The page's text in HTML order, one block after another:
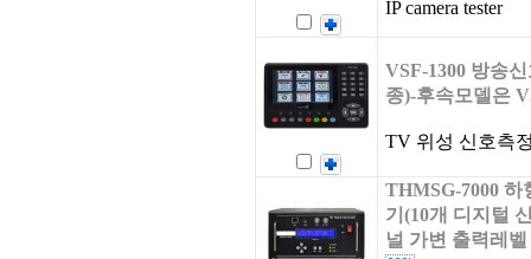
IP camera tester
VSF-1300 방송
종)-후속모델은
TV 위성 신호측
THMSG-7000 하
기(10개 디지털
널 가변 출력레